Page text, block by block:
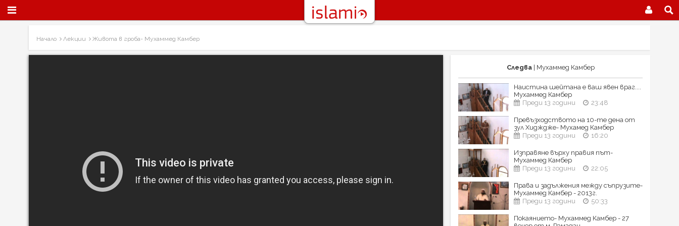
Начало Лекции Живота в гроба- Мухаммед Камбер
Следва| Мухаммед Камбер
Наистина шейтана е ваш явен враг....
Мухаммед Камбер
Преди 13 години
23:48
Превъзходството на 10-те дена от
зул Хидждже- Мухамед Камбер
Преди 13 години
16:20
Изправяне върху правия път-
Мухаммед Камбер
Преди 13 години
22:05
Права и задължения между съпрузите-
Мухаммед Камбер - 2013г.
Преди 13 години
50:33
Покаянието- Мухаммед Камбер - 27